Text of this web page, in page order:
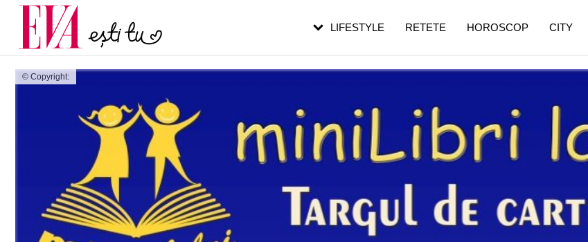
© Copyright:
LIFESTYLE RETETE HOROSCOP CITY
Carieră
Actualitate
pe măsură ce înaintezi în vârstă
de dureroasă este investigația